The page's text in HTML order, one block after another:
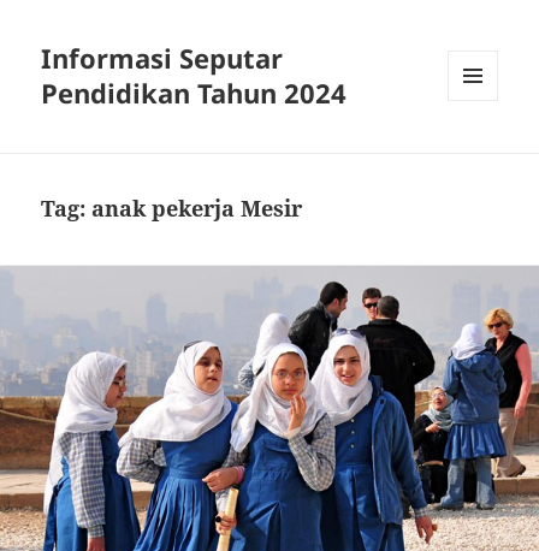
Informasi Seputar
Pendidikan Tahun 2024
Tag: anak pekerja Mesir